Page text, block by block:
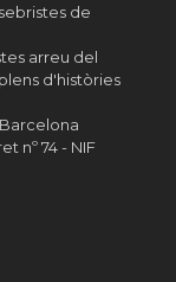
de
arreu del
d'històries
nº 74 - NIF